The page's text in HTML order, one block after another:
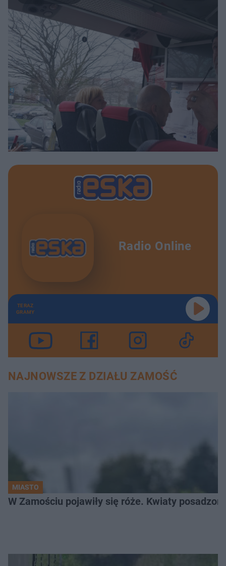
Radio Online
TERAZ
GRAMY
NAJNOWSZE Z DZIAŁU ZAMOŚĆ
MIASTO
W Zamościu pojawiły się róże. Kwiaty